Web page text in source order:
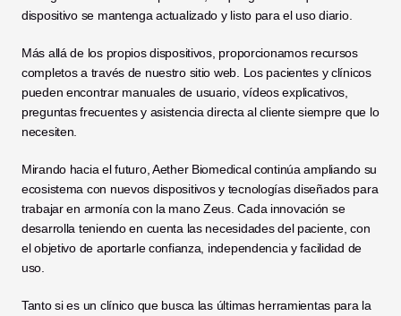
dispositivo se mantenga actualizado y listo para el uso diario.
Más allá de los propios dispositivos, proporcionamos recursos
completos a través de nuestro sitio web. Los pacientes y clínicos
pueden encontrar manuales de usuario, vídeos explicativos,
preguntas frecuentes y asistencia directa al cliente siempre que lo
necesiten.
Mirando hacia el futuro, Aether Biomedical continúa ampliando su
ecosistema con nuevos dispositivos y tecnologías diseñados para
trabajar en armonía con la mano Zeus. Cada innovación se
desarrolla teniendo en cuenta las necesidades del paciente, con
el objetivo de aportarle confianza, independencia y facilidad de
uso.
Tanto si es un clínico que busca las últimas herramientas para la